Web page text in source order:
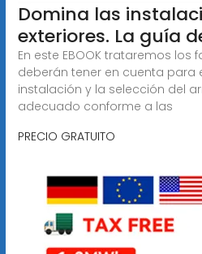
Domina las
exteriores. La guía
En este EBOOK trataremos
deberán tener en cuenta para
instalación y la selección del
adecuado conforme a las
PRECIO GRATUITO